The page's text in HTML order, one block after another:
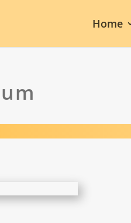
Home